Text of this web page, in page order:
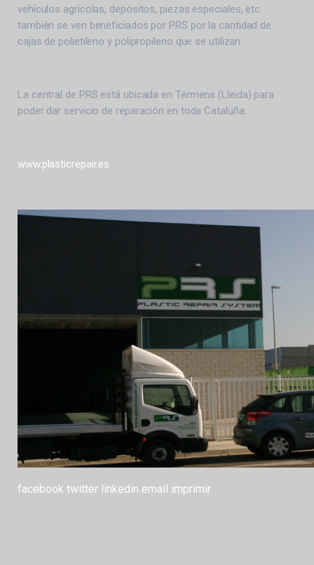
vehículos agrícolas, depósitos, piezas especiales, etc.
también se ven beneficiados por PRS por la cantidad de
cajas de polietileno y polipropileno que se utilizan.
La central de PRS está ubicada en Térmens (Lleida) para
poder dar servicio de reparación en toda Cataluña.
www.plasticrepair.es
facebook twitter linkedin email imprimir